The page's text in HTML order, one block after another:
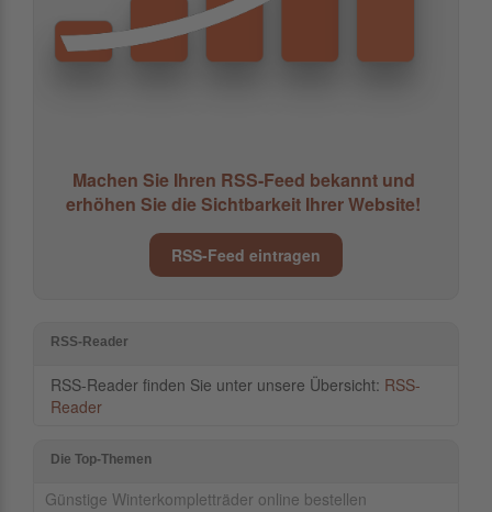
Machen Sie Ihren RSS-Feed bekannt und
erhöhen Sie die Sichtbarkeit Ihrer Website!
RSS-Feed eintragen
RSS-Reader
RSS-Reader finden Sie unter unsere Übersicht: RSS-
Reader
Die Top-Themen
Günstige Winterkompletträder online bestellen